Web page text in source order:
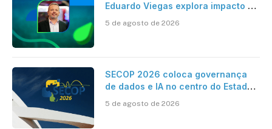
Eduardo Viegas explora impacto de
dados e IA na eficiência da
5 de agosto de 2026
SECOP 2026 coloca governança
de dados e IA no centro do Estado
inteligente
5 de agosto de 2026